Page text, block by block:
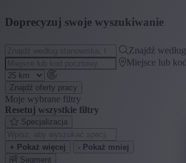
Doprecyzuj swoje wyszukiwanie
Znajdź
Miejsce lub
Znajdź oferty pracy
Moje wybrane filtry
Resetuj wszystkie filtry
Specjalizacja
+ Pokaż więcej
- Pokaż mniej
Segment